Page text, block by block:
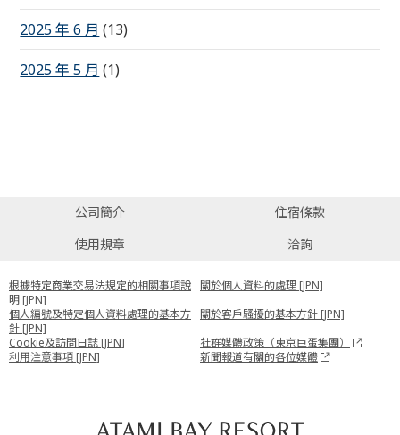
2025 年 6 月 (13)
2025 年 5 月 (1)
公司簡介
住宿條款
使用規章
洽詢
根據特定商業交易法規定的相關事項說
明 [JPN]
關於個人資料的處理 [JPN]
個人編號及特定個人資料處理的基本方
針 [JPN]
關於客戶騷擾的基本方針 [JPN]
Cookie及訪問日誌 [JPN]
社群媒體政策（東京巨蛋集團）
利用注意事項 [JPN]
新聞報道有關的各位媒體